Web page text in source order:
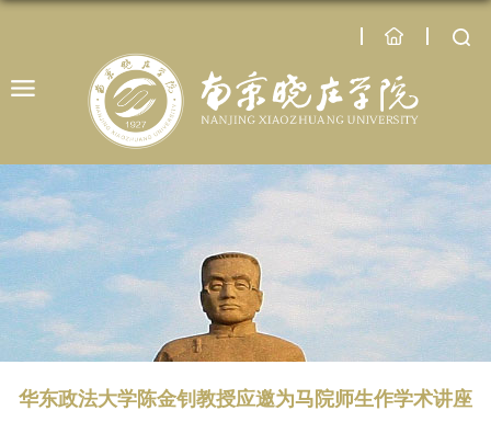
华东政法大学陈金钊教授应邀为马院师生作学术讲座